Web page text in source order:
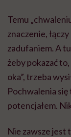
Temu
znaczenie,
zadufaniem. A
żeby pokazać
oka”, trzeba
Pochwalenia
potencjałem.
Nie zawsze jest